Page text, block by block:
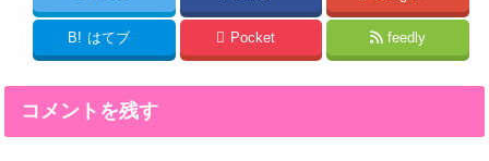
B! はてブ Pocket feedly
コメントを残す